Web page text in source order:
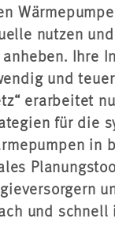
nutzen
Ihre
und
erarbeitet
für die
in
und schnell